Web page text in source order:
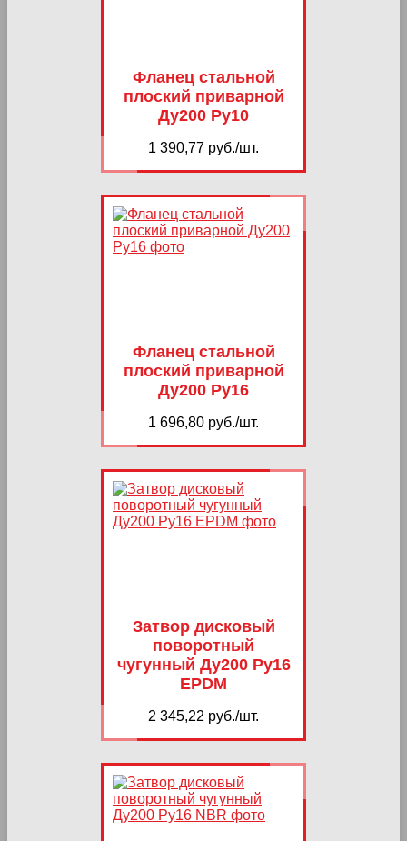
Фланец стальной
плоский приварной
Ду200 Ру10
1 390,77 руб./шт.
Фланец стальной
плоский приварной
Ду200 Ру16
1 696,80 руб./шт.
Затвор дисковый
поворотный
чугунный Ду200 Ру16
EPDM
2 345,22 руб./шт.